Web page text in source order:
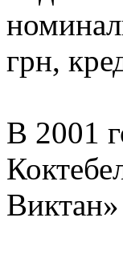
грн,
В 2001